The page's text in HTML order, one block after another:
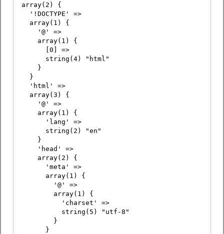
array(2) {
'!DOCTYPE' =>
array(1) {
'@' =>
array(1) {
[0] =>
string(4) "html"
}
}
'html' =>
array(3) {
'@' =>
array(1) {
'lang' =>
string(2) "en"
}
'head' =>
array(2) {
'meta' =>
array(1) {
'@' =>
array(1) {
'charset' =>
string(5) "utf-8"
}
}